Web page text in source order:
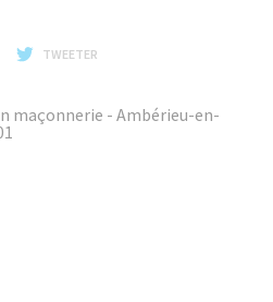
TWEETER